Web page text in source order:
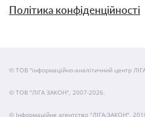
Політика конфіденційності
© ТОВ "інформаційно-аналітичний центр
© ТОВ "ЛІГА ЗАКОН", 2007-2026.
© Інформаційне агентство "ЛІГА:ЗАКОН",